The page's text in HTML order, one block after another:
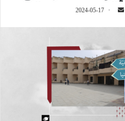
أرسل 2024-05-17